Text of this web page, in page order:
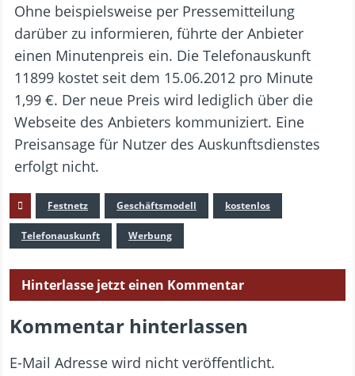
Ohne beispielsweise per Pressemitteilung
darüber zu informieren, führte der Anbieter
einen Minutenpreis ein. Die Telefonauskunft
11899 kostet seit dem 15.06.2012 pro Minute
1,99 €. Der neue Preis wird lediglich über die
Webseite des Anbieters kommuniziert. Eine
Preisansage für Nutzer des Auskunftsdienstes
erfolgt nicht.
Festnetz Geschäftsmodell kostenlos
Telefonauskunft Werbung
Hinterlasse jetzt einen Kommentar
Kommentar hinterlassen
E-Mail Adresse wird nicht veröffentlicht.